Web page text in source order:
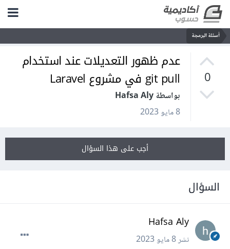
أسئلة البرمجة
0
عدم ظهور التعديلات عند استخدام
git pull في مشروع Laravel
بواسطة Hafsa Aly
8 مايو 2023
أجب على هذا السؤال
السؤال
Hafsa Aly
نشر8 مايو 2023